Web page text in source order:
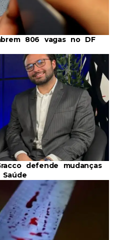
806 vagas no DF
defende mudanças